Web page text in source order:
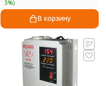
3%)
В корзину